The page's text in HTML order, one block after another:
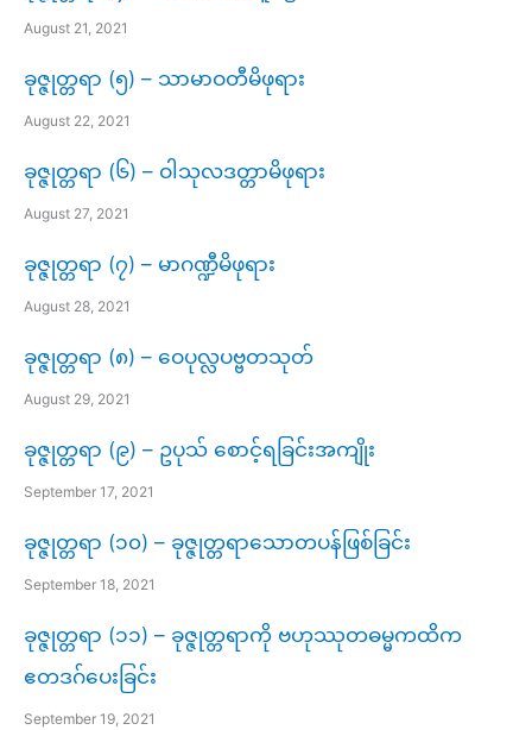
August 21, 2021
ခုဇ္ဇုတ္တရာ (၅) – သာမာဝတီမိဖုရား
August 22, 2021
ခုဇ္ဇုတ္တရာ (၆) – ဝါသုလဒတ္တာမိဖုရား
August 27, 2021
ခုဇ္ဇုတ္တရာ (၇) – မာဂဏ္ဍီမိဖုရား
August 28, 2021
ခုဇ္ဇုတ္တရာ (၈) – ဝေပုလ္လပဗ္ဗတသုတ်
August 29, 2021
ခုဇ္ဇုတ္တရာ (၉) – ဥပုသ် စောင့်ရခြင်းအကျိုး
September 17, 2021
ခုဇ္ဇုတ္တရာ (၁၀) – ခုဇ္ဇုတ္တရာသောတပန်ဖြစ်ခြင်း
September 18, 2021
ခုဇ္ဇုတ္တရာ (၁၁) – ခုဇ္ဇုတ္တရာကို ဗဟုဿုတဓမ္မကထိက
ဧတဒဂ်ပေးခြင်း
September 19, 2021